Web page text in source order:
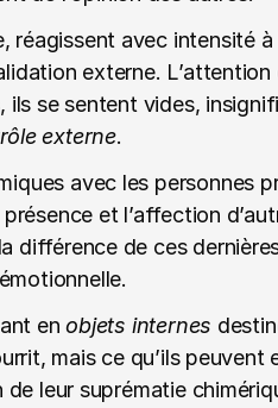
réagissent avec intensité
externe. L’attention
se sentent vides,
externe.
avec les personnes
et l’affection
différence de ces
en objets internes
mais ce qu’ils peuvent
leur suprématie